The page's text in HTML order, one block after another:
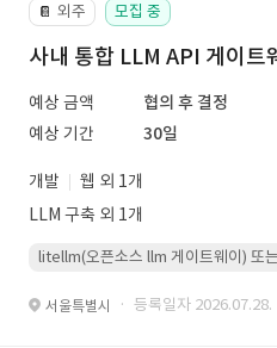
📔 외주 모집 중
사내 통합 LLM API 게이트
예상 금액
협의 후 결정
예상 기간
30일
개발
웹 외 1개
LLM 구축 외 1개
litellm(오픈소스 llm 게이트웨이) 또
서울특별시 · 등록일자 2026.07.28.